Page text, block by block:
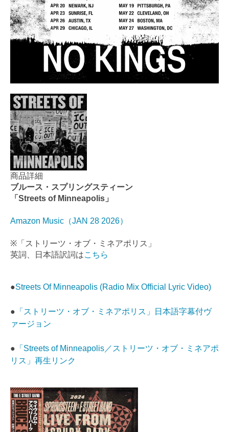
商品詳細
ブルース・スプリングスティーン
「Streets of Minneapolis」
Amazon Music（JAN 28 2026）
※「ストリーツ・オブ・ミネアポリス」
英詞、日本語訳詞はこちら
●Streets Of Minneapolis (Radio Mix Official Lyric Video)
● 「ストリーツ・オブ・ミネアポリス」日本語字幕付ヴ
ァージョン
● 「Streets of Minneapolis／ストリーツ・オブ・ミネアポ
リス」再生リンク